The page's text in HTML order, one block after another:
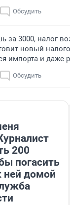
Обсудить
за 3000, налог
новый
импорта и даже
Обсудить
200
погасить
ней домой